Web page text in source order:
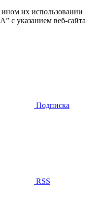
их использовании
с указанием веб-сайта
Подписка
RSS